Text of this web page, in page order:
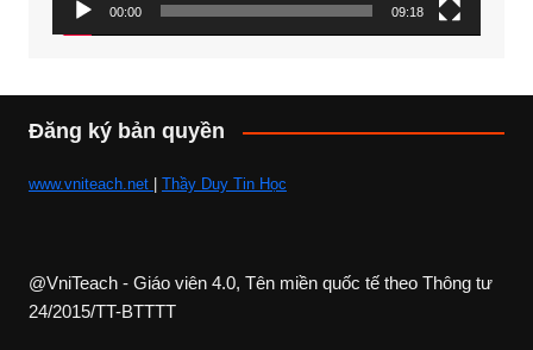
00:00 09:18
Đăng ký bản quyền
www.vniteach.net Thầy Duy Tin Học
@VniTeach - Giáo viên 4.0, Tên miền quốc tế theo Thông tư
24/2015/TT-BTTTT